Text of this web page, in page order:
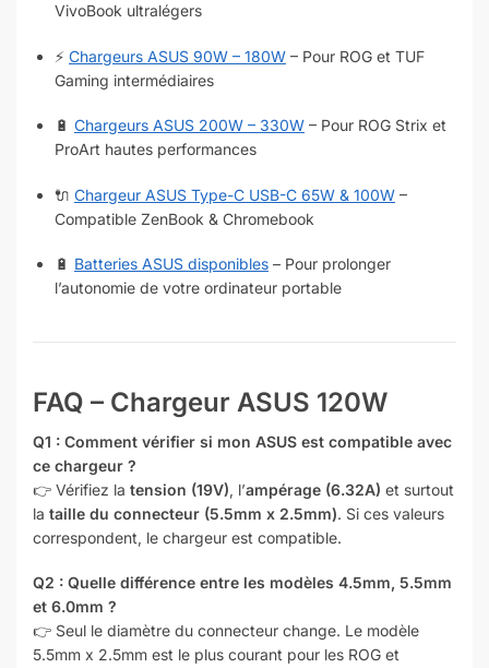
VivoBook ultralégers
⚡ Chargeurs ASUS 90W – 180W – Pour ROG et TUF
Gaming intermédiaires
🔋 Chargeurs ASUS 200W – 330W – Pour ROG Strix et
ProArt hautes performances
🔌 Chargeur ASUS Type-C USB-C 65W & 100W –
Compatible ZenBook & Chromebook
🔋 Batteries ASUS disponibles – Pour prolonger
l’autonomie de votre ordinateur portable
FAQ – Chargeur ASUS 120W
Q1 : Comment vérifier si mon ASUS est compatible avec
ce chargeur ?
👉 Vérifiez la tension (19V), l’ampérage (6.32A) et surtout
la taille du connecteur (5.5mm x 2.5mm). Si ces valeurs
correspondent, le chargeur est compatible.
Q2 : Quelle différence entre les modèles 4.5mm, 5.5mm
et 6.0mm ?
👉 Seul le diamètre du connecteur change. Le modèle
5.5mm x 2.5mm est le plus courant pour les ROG et